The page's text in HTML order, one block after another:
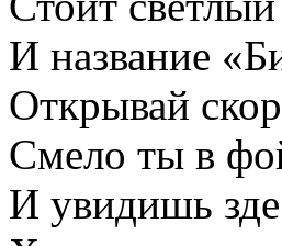
И название
Открывай
Смело ты в
И увидишь